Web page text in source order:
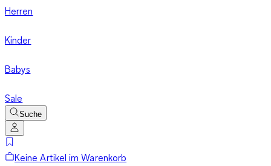
Herren
Kinder
Babys
Sale
Suche
Keine Artikel im Warenkorb